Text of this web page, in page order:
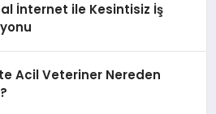
İnternet ile Kesintisiz İş
Acil Veteriner Nereden